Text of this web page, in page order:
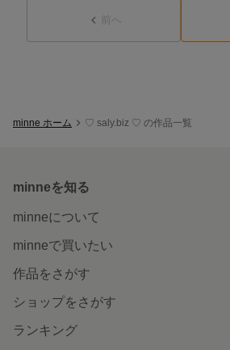
前へ
minne ホーム ♡ saly.biz ♡ の作品一覧
minneを知る
minneについて
minneで買いたい
作品をさがす
ショップをさがす
ランキング